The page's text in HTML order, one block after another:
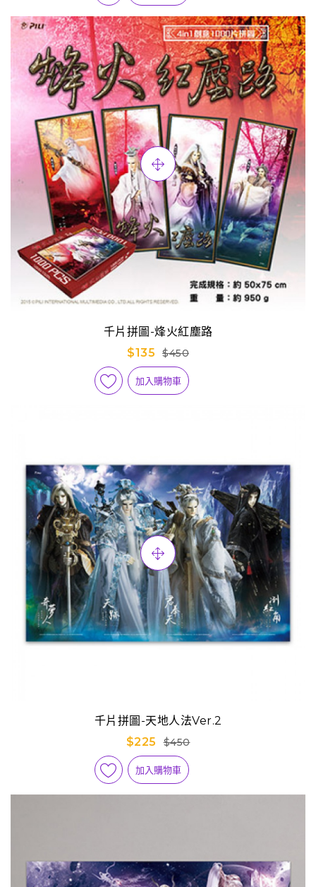
千片拼圖-烽火紅塵路
$135
$450
加入購物車
千片拼圖-天地人法Ver.2
$225
$450
加入購物車